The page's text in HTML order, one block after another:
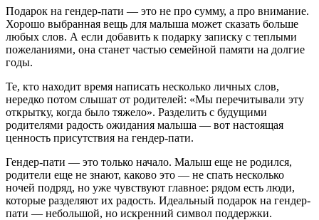
Подарок на гендер-пати — это не про сумму, а про внимание.
Хорошо выбранная вещь для малыша может сказать больше
любых слов. А если добавить к подарку записку с теплыми
пожеланиями, она станет частью семейной памяти на долгие
годы.
Те, кто находит время написать несколько личных слов,
нередко потом слышат от родителей: «Мы перечитывали эту
открытку, когда было тяжело». Разделить с будущими
родителями радость ожидания малыша — вот настоящая
ценность присутствия на гендер-пати.
Гендер-пати — это только начало. Малыш еще не родился,
родители еще не знают, каково это — не спать несколько
ночей подряд, но уже чувствуют главное: рядом есть люди,
которые разделяют их радость. Идеальный подарок на гендер-
пати — небольшой, но искренний символ поддержки.